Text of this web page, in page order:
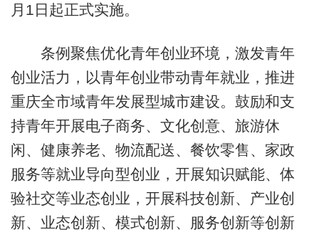
月1日起正式实施。
条例聚焦优化青年创业环境，激发青年
创业活力，以青年创业带动青年就业，推进
重庆全市域青年发展型城市建设。鼓励和支
持青年开展电子商务、文化创意、旅游休
闲、健康养老、物流配送、餐饮零售、家政
服务等就业导向型创业，开展知识赋能、体
验社交等业态创业，开展科技创新、产业创
新、业态创新、模式创新、服务创新等创新